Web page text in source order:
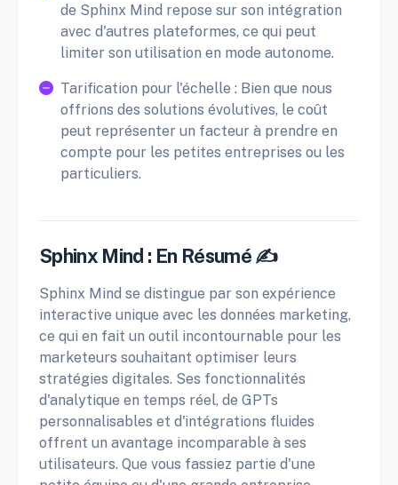
de Sphinx Mind repose sur son intégration
avec d'autres plateformes, ce qui peut
limiter son utilisation en mode autonome.
Tarification pour l'échelle : Bien que nous
offrions des solutions évolutives, le coût
peut représenter un facteur à prendre en
compte pour les petites entreprises ou les
particuliers.
Sphinx Mind : En Résumé ✍️
Sphinx Mind se distingue par son expérience
interactive unique avec les données marketing,
ce qui en fait un outil incontournable pour les
marketeurs souhaitant optimiser leurs
stratégies digitales. Ses fonctionnalités
d'analytique en temps réel, de GPTs
personnalisables et d'intégrations fluides
offrent un avantage incomparable à ses
utilisateurs. Que vous fassiez partie d'une